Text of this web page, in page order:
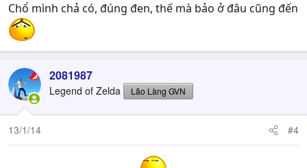
Chổ mình chả có, đúng đen, thế mà bảo ở đâu cũng đến
2081987
Legend of Zelda Lão Làng GVN
13/1/14 #4